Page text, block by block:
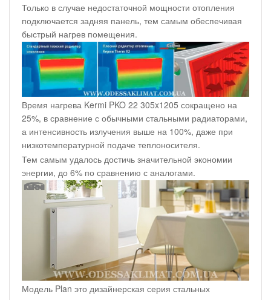
Только в случае недостаточной мощности отопления
подключается задняя панель, тем самым обеспечивая
быстрый нагрев помещения.
Время нагрева Kermi PKO 22 305x1205 сокращено на
25%, в сравнение с обычными стальными радиаторами,
а интенсивность излучения выше на 100%, даже при
низкотемпературной подаче теплоносителя.
Тем самым удалось достичь значительной экономии
энергии, до 6% по сравнению с аналогами.
Модель Plan это дизайнерская серия стальных